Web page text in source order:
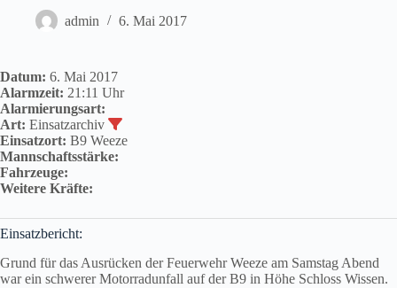
admin 6. Mai 2017
Datum: 6. Mai 2017
Alarmzeit: 21:11 Uhr
Alarmierungsart:
Art: Einsatzarchiv
Einsatzort: B9 Weeze
Mannschaftsstärke:
Fahrzeuge:
Weitere Kräfte:
Einsatzbericht:
Grund für das Ausrücken der Feuerwehr Weeze am Samstag Abend
war ein schwerer Motorradunfall auf der B9 in Höhe Schloss Wissen.